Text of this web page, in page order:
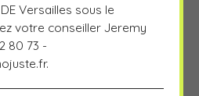
Versailles sous le
votre conseiller Jeremy
80 73 -
.